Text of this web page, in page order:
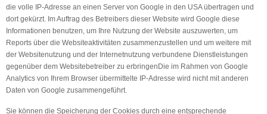
die volle IP-Adresse an einen Server von Google in den USA übertragen und
dort gekürzt. Im Auftrag des Betreibers dieser Website wird Google diese
Informationen benutzen, um Ihre Nutzung der Website auszuwerten, um
Reports über die Websiteaktivitäten zusammenzustellen und um weitere mit
der Websitenutzung und der Internetnutzung verbundene Dienstleistungen
gegenüber dem Websitebetreiber zu erbringenDie im Rahmen von Google
Analytics von Ihrem Browser übermittelte IP-Adresse wird nicht mit anderen
Daten von Google zusammengeführt.
Sie können die Speicherung der Cookies durch eine entsprechende